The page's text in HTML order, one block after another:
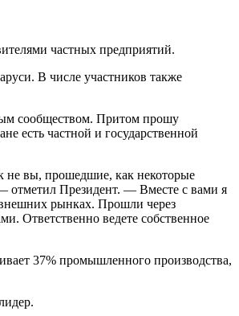
частных предприятий.
В числе участников также
сообществом. Притом прошу
есть частной и государственной
не вы, прошедшие, как некоторые
— отметил Президент. — Вместе с вами я
рынках. Прошли через
Ответственно ведете собственное
37% промышленного производства,